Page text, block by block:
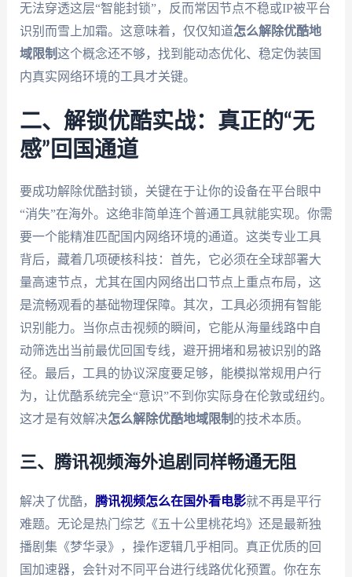
无法穿透这层“智能封锁”，反而常因节点不稳或IP被平台
识别而雪上加霜。这意味着，仅仅知道怎么解除优酷地
域限制这个概念还不够，找到能动态优化、稳定伪装国
内真实网络环境的工具才关键。
二、解锁优酷实战：真正的“无
感”回国通道
要成功解除优酷封锁，关键在于让你的设备在平台眼中
“消失”在海外。这绝非简单连个普通工具就能实现。你需
要一个能精准匹配国内网络环境的通道。这类专业工具
背后，藏着几项硬核科技：首先，它必须在全球部署大
量高速节点，尤其在国内网络出口节点上重点布局，这
是流畅观看的基础物理保障。其次，工具必须拥有智能
识别能力。当你点击视频的瞬间，它能从海量线路中自
动筛选出当前最优回国专线，避开拥堵和易被识别的路
径。最后，工具的协议深度要足够，能模拟常规用户行
为，让优酷系统完全“意识”不到你实际身在伦敦或纽约。
这才是有效解决怎么解除优酷地域限制 的技术本质。
三、腾讯视频海外追剧同样畅通无阻
解决了优酷， 腾讯视频怎么在国外看电影就不再是平行
难题。无论是热门综艺《五十公里桃花坞》还是最新独
播剧集《梦华录》，操作逻辑几乎相同。真正优质的回
国加速器，会针对不同平台进行线路优化预置。你在东